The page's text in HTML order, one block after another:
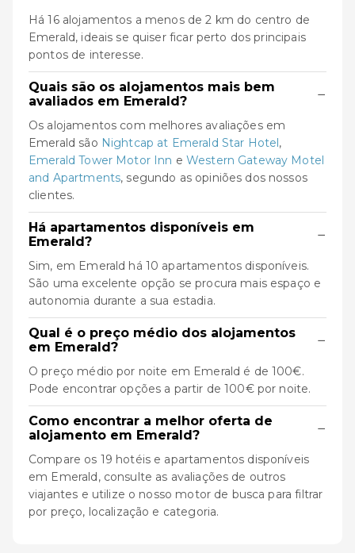
Há 16 alojamentos a menos de 2 km do centro de
Emerald, ideais se quiser ficar perto dos principais
pontos de interesse.
Quais são os alojamentos mais bem
avaliados em Emerald?
−
Os alojamentos com melhores avaliações em
Emerald são Nightcap at Emerald Star Hotel,
Emerald Tower Motor Inn e Western Gateway Motel
and Apartments, segundo as opiniões dos nossos
clientes.
Há apartamentos disponíveis em
Emerald?
−
Sim, em Emerald há 10 apartamentos disponíveis.
São uma excelente opção se procura mais espaço e
autonomia durante a sua estadia.
Qual é o preço médio dos alojamentos
em Emerald?
−
O preço médio por noite em Emerald é de 100€.
Pode encontrar opções a partir de 100€ por noite.
Como encontrar a melhor oferta de
alojamento em Emerald?
−
Compare os 19 hotéis e apartamentos disponíveis
em Emerald, consulte as avaliações de outros
viajantes e utilize o nosso motor de busca para filtrar
por preço, localização e categoria.